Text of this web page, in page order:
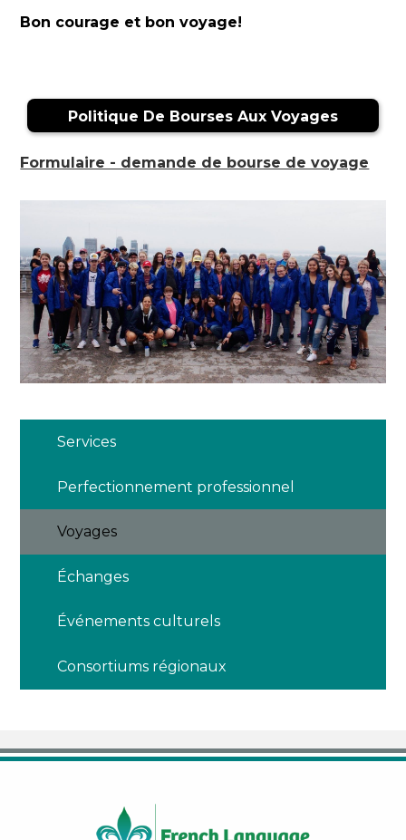
Bon courage et bon voyage!
Politique De Bourses Aux Voyages
Formulaire - demande de bourse de voyage
Services
Perfectionnement professionnel
Voyages
Échanges
Événements culturels
Consortiums régionaux